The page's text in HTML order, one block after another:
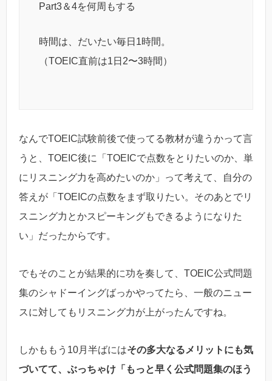
Part3＆4を何周もする
時間は、だいたい毎日1時間。
（TOEIC直前は1日2〜3時間）
なんでTOEIC試験前後で使ってる教材が違うかって言
うと、TOEIC後に「TOEICで点数をとりたいのか、単
にリスニング力を高めたいのか」って考えて、自分の
答えが「TOEICの点数をまず取りたい。そのあとでリ
スニング力とかスピーキングもできるようになりた
い」だったからです。
でもそのことが結果的に功を奏して、TOEIC公式問題
集のシャドーイングばっかやってたら、一般のニュー
スに対してもリスニング力が上がったんですね。
しかももう10月半ばにはその多大なるメリットにも気
づいてて、ぶっちゃけ「もっと早く公式問題集のほう